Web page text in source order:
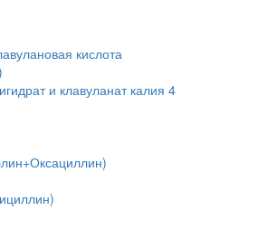
кислота
и клавуланат калия 4